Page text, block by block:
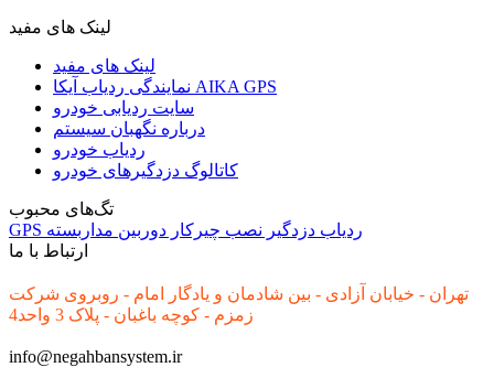
لینک های مفید
لینک های مفید
نمایندگی ردیاب آیکا AIKA GPS
سایت ردیابی خودرو
درباره نگهبان سیستم
ردیاب خودرو
کاتالوگ دزدگیرهای خودرو
تگ‌های محبوب
GPS
ردیاب دزدگیر نصب چیرکار دوربین مداربسته
ارتباط با ما
تهران - خیابان آزادی - بین شادمان و یادگار امام - روبروی شرکت
زمزم - کوچه باغبان - پلاک 3 واحد4
info@negahbansystem.ir